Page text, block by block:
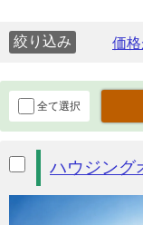
絞り込み
全て選択
ハウジング